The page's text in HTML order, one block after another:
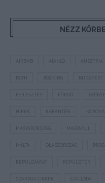
NÉZZ
AUSZTRIA
BUDAPEST
FEJLESZTÉS
KARANTÉN
MAGYARORSZÁG
MÁLTA OLASZORSZÁG
REPÜLŐJÁRAT REPÜLŐTÉR
SZAKMAI CIKKEK SZÁLLODA